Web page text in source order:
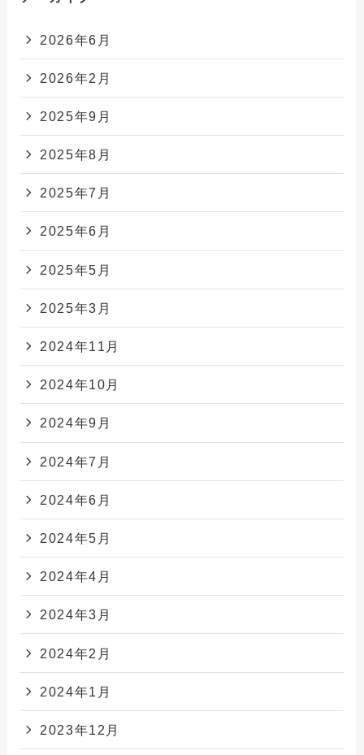
2026年6月
2026年2月
2025年9月
2025年8月
2025年7月
2025年6月
2025年5月
2025年3月
2024年11月
2024年10月
2024年9月
2024年7月
2024年6月
2024年5月
2024年4月
2024年3月
2024年2月
2024年1月
2023年12月